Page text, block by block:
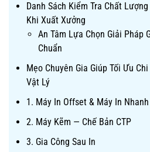
Danh Sách Kiểm Tra Chất
Khi Xuất Xưởng
An Tâm Lựa Chọn Giải Pháp
Chuẩn
Mẹo Chuyên Gia Giúp Tối Ưu
Vật Lý
1. Máy In Offset & Máy In Nhanh
2. Máy Kẽm — Chế Bản CTP
3. Gia Công Sau In